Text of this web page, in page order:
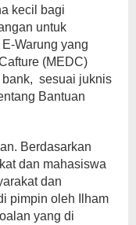
kecil bagi
untuk
Warung yang
(MEDC)
sesuai juknis
Bantuan
Berdasarkan
dan mahasiswa
dan
pimpin oleh Ilham
yang di